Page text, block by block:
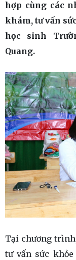
hợp cùng các
khám, tư vấn
học sinh
Quang.
Tại chương
tư vấn sức